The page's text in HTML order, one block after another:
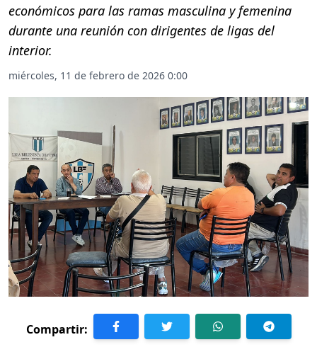
económicos para las ramas masculina y femenina
durante una reunión con dirigentes de ligas del
interior.
miércoles, 11 de febrero de 2026 0:00
Compartir: